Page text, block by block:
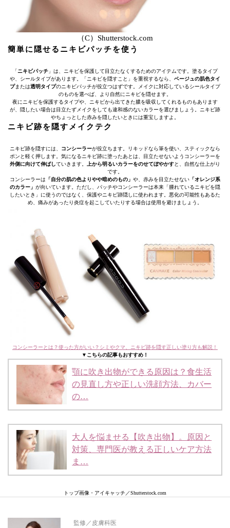
（C）Shutterstock.com
簡単に隠せるニキビパッチを使う
「ニキビパッチ 」は、ニキビを保護して目立たなくするためのアイテムです。塗るタイプ
や、シールタイプがあります。「ニキビを隠すこと」を重視するなら、 ベージュの肌色タイ
プまたは透明タイプのニキビパッチが役立つはずです。メイクに対応しているシールタイプ
のものを選べば、より自然にニキビを隠せます。
夜にニキビを保護するタイプや、ニキビから出てきた膿を吸収してくれるものもあります
が、隠したい場合は目立たずメイクをしても違和感のないカラーを選びましょう。ニキビ跡
やちょっとした赤みを隠したいときには重宝しますよ。
ニキビ跡を隠すメイクテク
ニキビ跡を隠すには、 コンシーラーが役立ちます。リキッドなら筆を使い、スティックなら
ポンと軽く押します。気になるニキビ跡に塗ったあとは、目立たせないようコンシーラーを
外側に向けて伸ばしていきます。 上から明るいカラーをのせてぼやかすと、自然な仕上がり
です。
コンシーラーは 「自分の肌の色よりやや暗めのもの」 や、赤みを目立たせない 「オレンジ系
のカラー」 が向いています。ただし、パッチやコンシーラーは本来「腫れているニキビを隠
したいとき」に使うのではなく、保護やニキビ跡隠しに使われます。悪化の可能性もあるた
め、痛みがあったり炎症を起こしていたりする場合は使用を避けましょう。
コンシーラーとは？使った方がいい？シミやクマ、ニキビ跡を隠す正しい塗り方も解説！
▼こちらの記事もおすすめ！
顎に吹き出物ができる原因は？食生活
の見直し方や正しい洗顔方法、カバー
の…
大人を悩ませる【吹き出物】。原因と
対策、専門医が教える正しいケア方法
ま…
トップ画像・アイキャッチ／Shutterstock. com
監修／皮膚科医